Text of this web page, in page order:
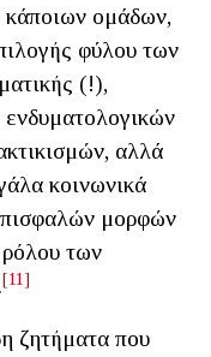
κάποιων ομάδων,
φύλου των
(!),
αλλά
κοινωνικά
μορφών
ρόλου των
[11]
ζητήματα που